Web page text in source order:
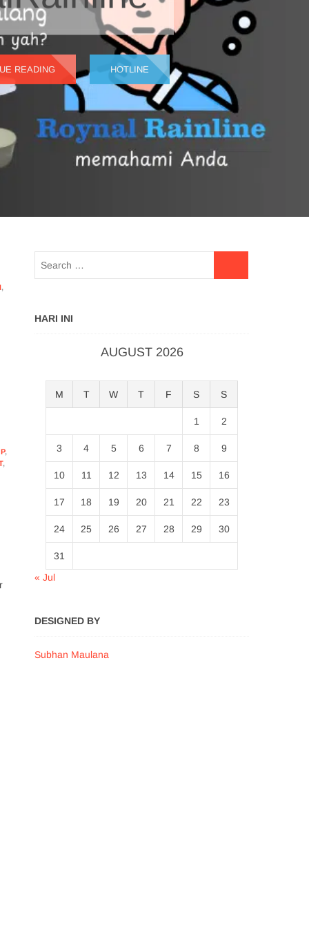
READING HOTLINE
,
,
,
HARI INI
AUGUST 2026
M T W T F S S
1 2
3 4 5 6 7 8 9
10 11 12 13 14 15 16
17 18 19 20 21 22 23
24 25 26 27 28 29 30
31
« Jul
DESIGNED BY
Subhan Maulana